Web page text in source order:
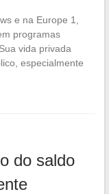
e na Europe 1,
programas
vida privada
especialmente
do saldo